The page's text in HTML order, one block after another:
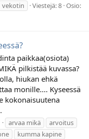
vekotin Viestejä: 8 Osio:
paikkaa(osiota)
pilkistää kuvassa?
hiukan ehkä
monille.... Kyseessä
kokonaisuutena
arvaa mikä
arvoitus
kumma kapine